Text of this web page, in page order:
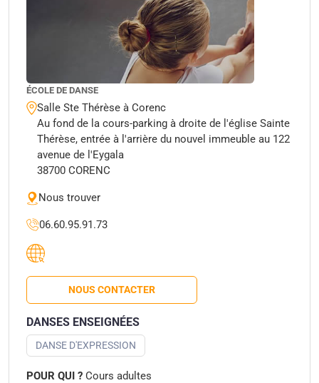
ÉCOLE DE DANSE
Salle Ste Thérèse à Corenc
Au fond de la cours-parking à droite de l'église Sainte
Thérèse, entrée à l'arrière du nouvel immeuble au 122
avenue de l'Eygala
38700 CORENC
Nous trouver
06.60.95.91.73
NOUS CONTACTER
DANSES ENSEIGNÉES
DANSE D'EXPRESSION
POUR QUI ? Cours adultes